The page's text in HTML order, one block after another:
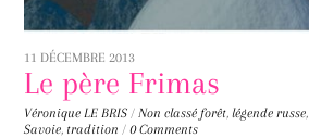
11 DÉCEMBRE 2013
Le père Frimas
Véronique LE BRIS / Non classé forêt,légende russe,
Savoie, tradition / 0 Comments